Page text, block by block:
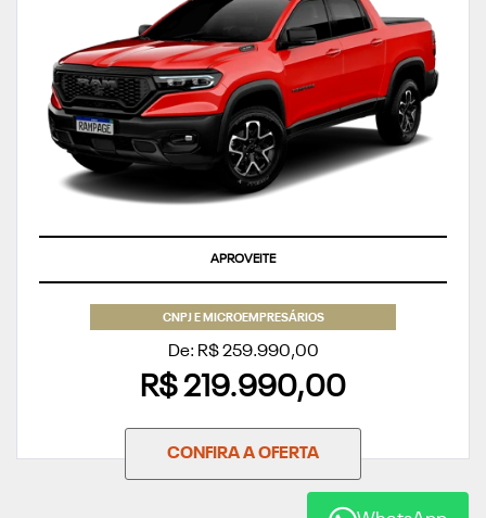
SUPERVALORIZAÇÃO DO SEU SEMINOVO
CNPJ E MICROEMPRESÁRIOS
De: R$ 259.990,00
R$ 219.990,00
CONFIRA A OFERTA